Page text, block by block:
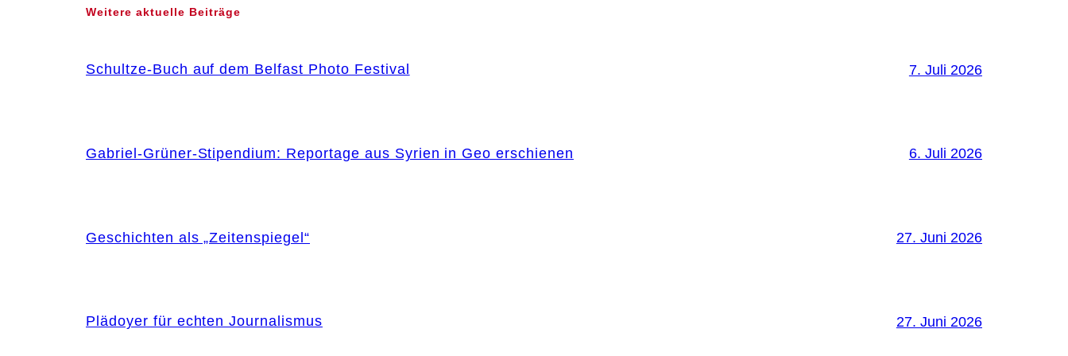
Weitere aktuelle Beiträge
Schultze-Buch auf dem Belfast Photo Festival 7. Juli 2026
Gabriel-Grüner-Stipendium: Reportage aus Syrien in Geo erschienen 6. Juli 2026
Geschichten als „Zeitenspiegel“ 27. Juni 2026
Plädoyer für echten Journalismus 27. Juni 2026